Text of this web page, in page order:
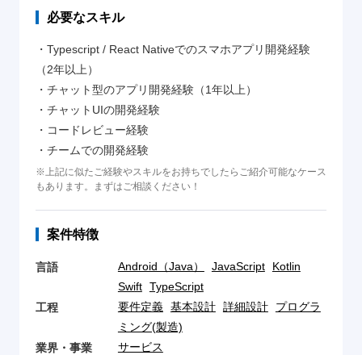
必要なスキル
・Typescript / React Nativeでのスマホアプリ開発経験
（2年以上）
・チャット型のアプリ開発経験（1年以上）
・チャットUIの開発経験
・コードレビュー経験
・チームでの開発経験
※上記に似たご経験やスキルをお持ちでしたらご紹介可能なケース
もあります。まずはご相談ください！
案件特徴
言語 Android（Java） JavaScript
Kotlin
Swift TypeScript
工程
要件定義 基本設計 詳細設計
プログラ
ミング(製造)
業界・事業
サービス